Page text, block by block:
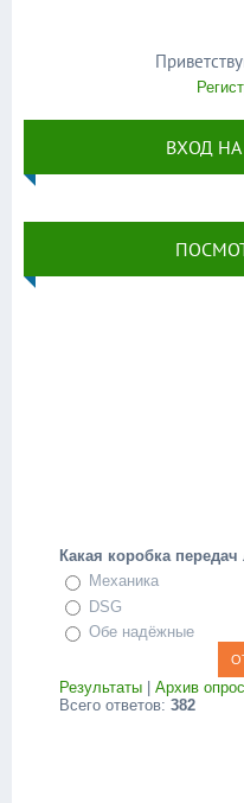
ВХОД НА
Какая коробка
Механика
DSG
Обе надёжные
Результаты | Архив
Всего ответов: 382